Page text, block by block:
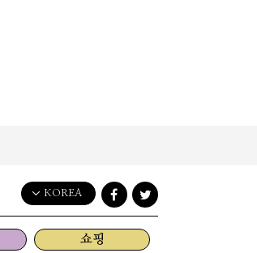
KOREA
English
日本語
쇼핑